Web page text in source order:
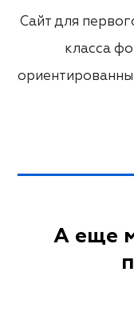
Сайт для
класса
А еще